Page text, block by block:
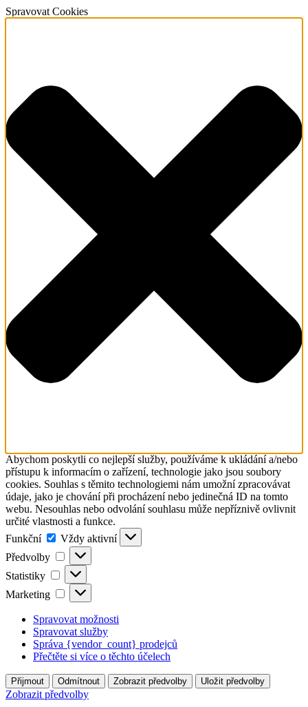
Spravovat Cookies
Abychom poskytli co nejlepší služby, používáme k ukládání a/nebo
přístupu k informacím o zařízení, technologie jako jsou soubory
cookies. Souhlas s těmito technologiemi nám umožní zpracovávat
údaje, jako je chování při procházení nebo jedinečná ID na tomto
webu. Nesouhlas nebo odvolání souhlasu může nepříznivě ovlivnit
určité vlastnosti a funkce.
Funkční
Funkční
Vždy aktivní
Předvolby
Předvolby
Statistiky Statistiky
Marketing Marketing
Spravovat možnosti
Spravovat služby
Správa {vendor_count} prodejců
Přečtěte si více o těchto účelech
Přijmout Odmítnout Zobrazit předvolby Uložit předvolby
Zobrazit předvolby